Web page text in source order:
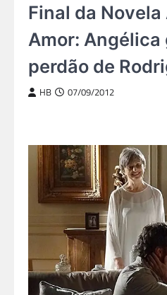
Final da
Amor: Angélica
perdão de
HB 07/09/2012